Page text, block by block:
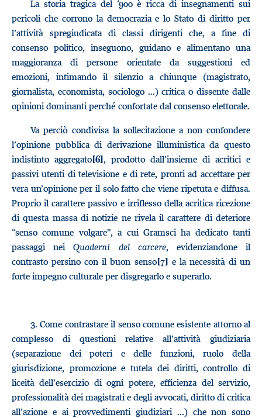
La storia tragica del ‘900 è ricca di insegnamenti sui
pericoli che corrono la democrazia e lo Stato di diritto per
l’attività spregiudicata di classi dirigenti che, a fine di
consenso politico, inseguono, guidano e alimentano una
maggioranza di persone orientate da suggestioni ed
emozioni, intimando il silenzio a chiunque (magistrato,
giornalista, economista, sociologo ...) critica o dissente dalle
opinioni dominanti perché confortate dal consenso elettorale.
Va perciò condivisa la sollecitazione a non confondere
l’opinione pubblica di derivazione illuministica da questo
indistinto aggregato[6], prodotto dall’insieme di acritici e
passivi utenti di televisione e di rete, pronti ad accettare per
vera un’opinione per il solo fatto che viene ripetuta e diffusa.
Proprio il carattere passivo e irriflesso della acritica ricezione
di questa massa di notizie ne rivela il carattere di deteriore
“senso comune volgare”, a cui Gramsci ha dedicato tanti
passaggi neiQuaderni del carcere, evidenziandone il
contrasto persino con il buon senso[7] e la necessità di un
forte impegno culturale per disgregarlo e superarlo.
3. Come contrastare il senso comune esistente attorno al
complesso di questioni relative all’attività giudiziaria
(separazione dei poteri e delle funzioni, ruolo della
giurisdizione, promozione e tutela dei diritti, controllo di
liceità dell’esercizio di ogni potere, efficienza del servizio,
professionalità dei magistrati e degli avvocati, diritto di critica
all’azione e ai provvedimenti giudiziari ...) che non sono